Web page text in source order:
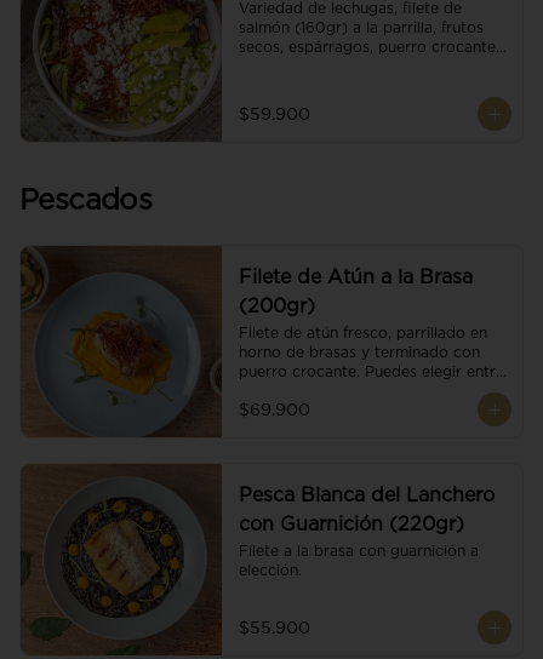
Variedad de lechugas, filete de
salmón (160gr) a la parrilla, frutos
secos, espárragos, puerro crocante,
$59.900
Pescados
Filete de Atún a la Brasa
(200gr)
Filete de atún fresco, parrillado en
horno de brasas y terminado con
puerro crocante. Puedes elegir entre
$69.900
Pesca Blanca del Lanchero
con Guarnición (220gr)
Filete a la brasa con guarnición a
elección.
$55.900